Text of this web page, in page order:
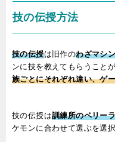
技の伝授方法
技の伝授は旧作のわざマシ
ンに技を教えてもらうこと
族ごとにそれぞれ違い、ゲ
技の伝授は訓練所のペリーラ
ケモンに合わせて選ぶを選択